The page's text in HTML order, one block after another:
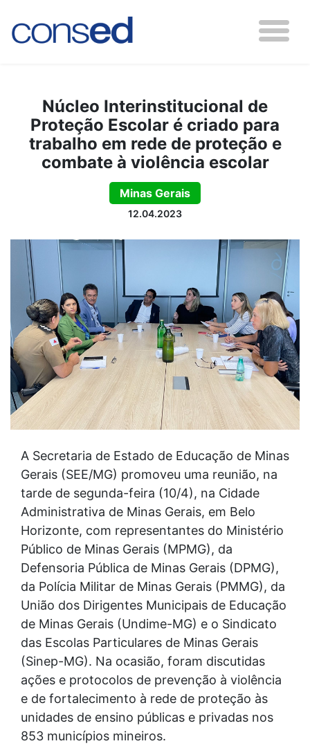
Núcleo Interinstitucional de
Proteção Escolar é criado para
trabalho em rede de proteção e
combate à violência escolar
Minas Gerais
12.04.2023
A Secretaria de Estado de Educação de Minas
Gerais (SEE/MG) promoveu uma reunião, na
tarde de segunda-feira (10/4), na Cidade
Administrativa de Minas Gerais, em Belo
Horizonte, com representantes do Ministério
Público de Minas Gerais (MPMG), da
Defensoria Pública de Minas Gerais (DPMG),
da Polícia Militar de Minas Gerais (PMMG), da
União dos Dirigentes Municipais de Educação
de Minas Gerais (Undime-MG) e o Sindicato
das Escolas Particulares de Minas Gerais
(Sinep-MG). Na ocasião, foram discutidas
ações e protocolos de prevenção à violência
e de fortalecimento à rede de proteção às
unidades de ensino públicas e privadas nos
853 municípios mineiros.